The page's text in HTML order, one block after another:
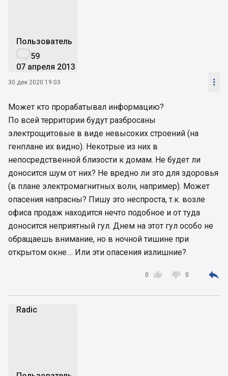
Пользователь
59
07 апреля 2013
30 дек 2020 19:03 
Может кто прорабатывал информацию?
По всей территории будут разбросаны
электрощитовые в виде невысоких строений (на
генплане их видно). Некотрые из них в
непосредственной близости к домам. Не будет ли
доносится шум от них? Не вредно ли это для здоровья
(в плане электромагнитных волн, например). Может
опасения напрасны? Пишу это неспроста, т.к. возле
офиса продаж находится нечто подобное и от туда
доносится неприятный гул. Днем на этот гул особо не
обращаешь внимание, но в ночной тишине при
открытом окне.... Или эти опасения излишние?

0  0 
Radic